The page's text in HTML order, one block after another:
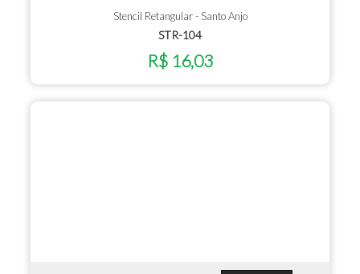
Stencil Retangular - Santo Anjo
STR-104
R$ 16,03